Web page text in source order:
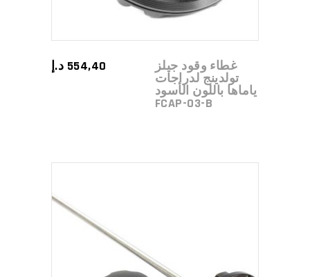
غطاء وقود جيلز
تولدينج لدراجات
ياماها باللون الأسود
FCAP-03-B
554,40 د.إ
ADD TO CART